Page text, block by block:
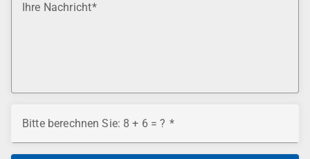
Ihre Nachricht
Bitte berechnen Sie: 8 + 6 = ?